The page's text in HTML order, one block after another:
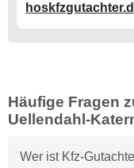
Häufige Fragen
Uellendahl-
Wer ist Kfz-